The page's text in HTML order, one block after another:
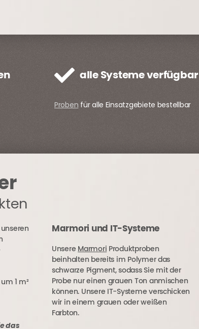
alle Systeme verfügbar
Proben für alle Einsatzgebiete bestellbar
1 m²
das
Marmori und IT-Systeme
Unsere Marmori Produktproben
beinhalten bereits im Polymer das
schwarze Pigment, sodass Sie mit der
Probe nur einen grauen Ton anmischen
können. Unsere IT-Systeme verschicken
wir in einem grauen oder weißen
Farbton.